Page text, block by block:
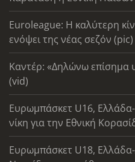
Euroleague: Η καλύτερη
ενόψει της νέας σεζόν (pic)
Καντέρ: «Δηλώνω επίσημα
(vid)
Ευρωμπάσκετ U16,
νίκη για την Εθνική
Ευρωμπάσκετ U18,